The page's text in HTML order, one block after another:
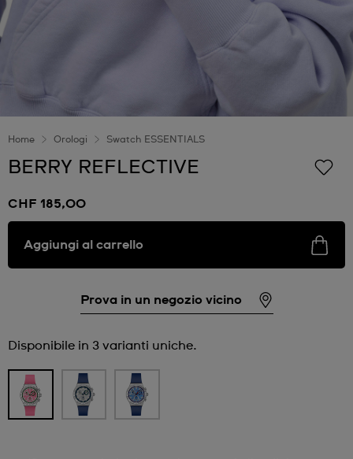
Home Orologi Swatch ESSENTIALS
BERRY REFLECTIVE
CHF 185,00
Aggiungi al carrello
Prova in un negozio vicino
Disponibile in 3 varianti uniche.